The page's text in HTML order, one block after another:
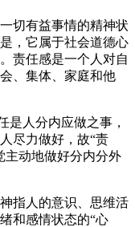
切有益事情的精神状
，它属于社会道德心
责任感是一个人对自
、集体、家庭和他
是人分内应做之事，
尽力做好，故“责
主动地做好分内分外
指人的意识、思维活
和感情状态的“心